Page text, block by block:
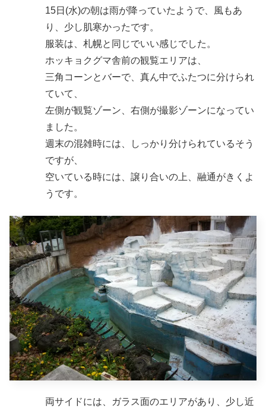
15日(水)の朝は雨が降っていたようで、風もあ
り、少し肌寒かったです。
服装は、札幌と同じでいい感じでした。
ホッキョクグマ舎前の観覧エリアは、
三角コーンとバーで、真ん中でふたつに分けられ
ていて、
左側が観覧ゾーン、右側が撮影ゾーンになってい
ました。
週末の混雑時には、しっかり分けられているそう
ですが、
空いている時には、譲り合いの上、融通がきくよ
うです。
両サイドには、ガラス面のエリアがあり、少し近